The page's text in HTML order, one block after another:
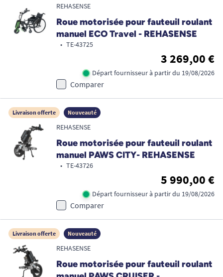
REHASENSE
Roue motorisée pour fauteuil roulant
manuel ECO Travel - REHASENSE
• TE-43725
3 269,00 €
Départ fournisseur à partir du 19/08/2026
Comparer
Livraison offerte Nouveauté
REHASENSE
Roue motorisée pour fauteuil roulant
manuel PAWS CITY- REHASENSE
• TE-43726
5 990,00 €
Départ fournisseur à partir du 19/08/2026
Comparer
Livraison offerte Nouveauté
REHASENSE
Roue motorisée pour fauteuil roulant